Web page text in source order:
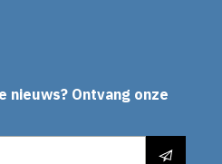
nieuws? Ontvang onze